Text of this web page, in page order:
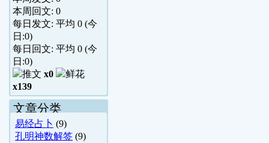
本周回文: 0
每日发文: 平均 0 (今
日:0)
每日回文: 平均 0 (今
日:0)
x0
x139
文章分类
易经占卜 (9)
孔明神数解签 (9)